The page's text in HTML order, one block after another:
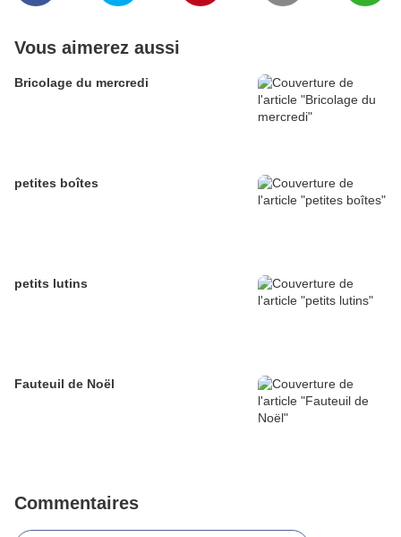
Vous aimerez aussi
Bricolage du mercredi
petites boîtes
petits lutins
Fauteuil de Noël
Commentaires